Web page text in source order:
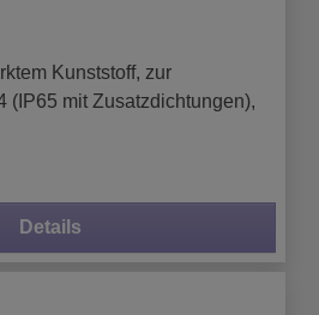
Kunststoff, zur
(IP65 mit Zusatzdichtungen),
Details